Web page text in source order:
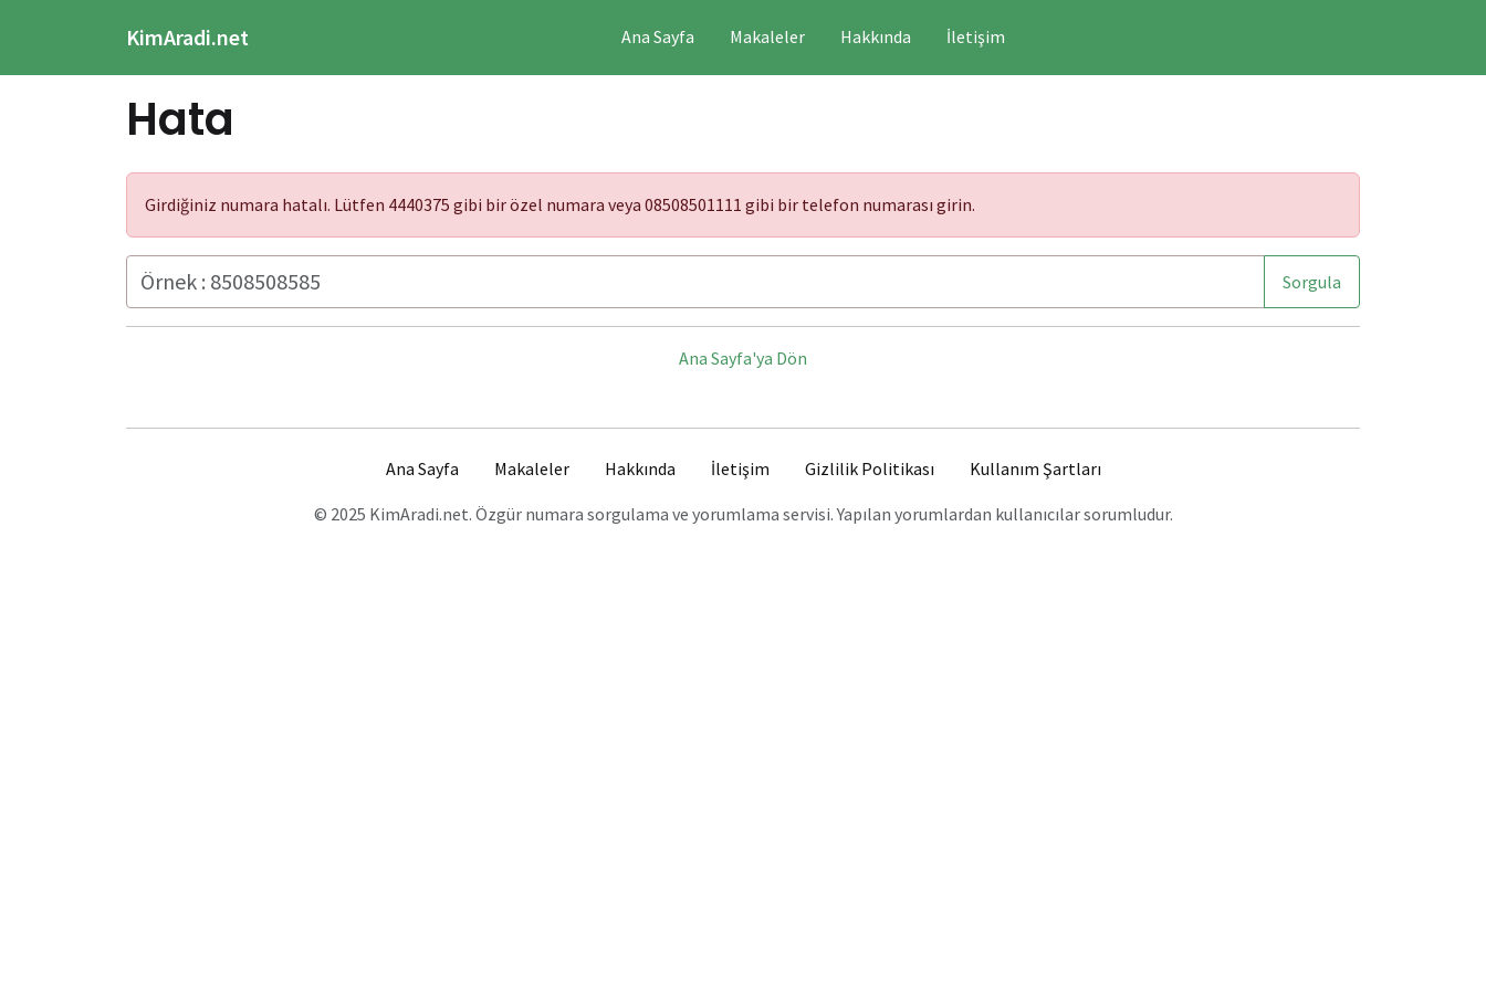
KimAradi.net Ana Sayfa Makaleler Hakkında İletişim
Hata
Girdiğiniz numara hatalı. Lütfen 4440375 gibi bir özel numara veya 08508501111 gibi bir telefon numarası girin.
Sorgula
Ana Sayfa'ya Dön
Ana Sayfa Makaleler Hakkında İletişim Gizlilik Politikası Kullanım Şartları
© 2025 KimAradi.net. Özgür numara sorgulama ve yorumlama servisi. Yapılan yorumlardan kullanıcılar sorumludur.